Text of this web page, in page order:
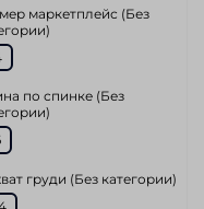
маркетплейс (Без
по спинке (Без
груди (Без категории)